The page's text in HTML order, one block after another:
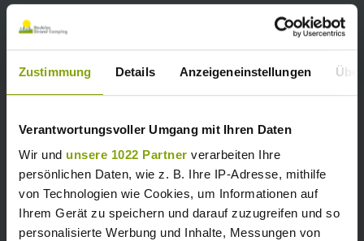
Zustimmung Details Anzeigeneinstellungen
Verantwortungsvoller Umgang mit Ihren Daten
Wir und unsere 1022 Partner verarbeiten Ihre
persönlichen Daten, wie z. B. Ihre IP-Adresse, mithilfe
von Technologien wie Cookies, um Informationen auf
Ihrem Gerät zu speichern und darauf zuzugreifen und so
personalisierte Werbung und Inhalte, Messungen von
lene@hedebocamping.dk